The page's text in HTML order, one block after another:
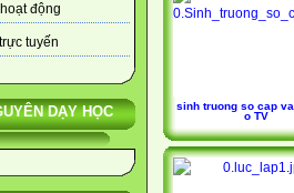
động
tuyến
DẠY HỌC
sinh truong so cap
o TV